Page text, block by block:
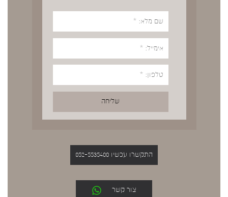
התקשרו עכשיו 052-5535400
צור קשר